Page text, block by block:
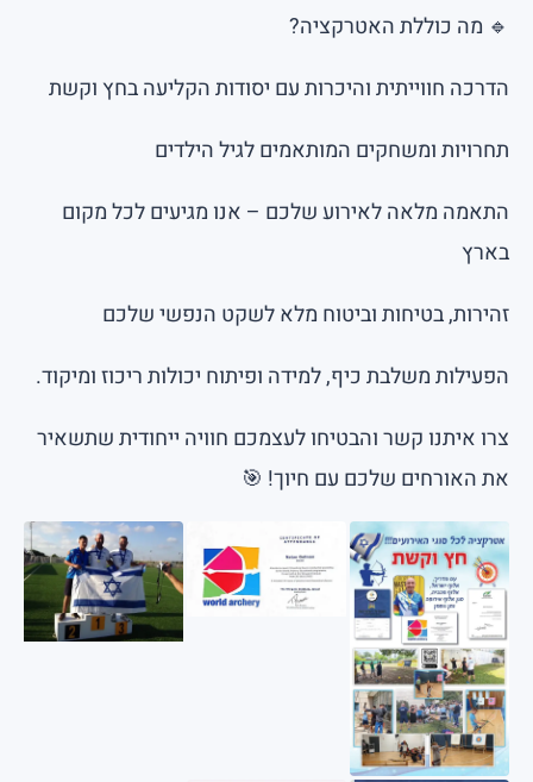
🔹 מה כוללת האטרקציה?
הדרכה חווייתית והיכרות עם יסודות הקליעה בחץ וקשת
תחרויות ומשחקים המותאמים לגיל הילדים
התאמה מלאה לאירוע שלכם – אנו מגיעים לכל מקום
בארץ
זהירות, בטיחות וביטוח מלא לשקט הנפשי שלכם
הפעילות משלבת כיף, למידה ופיתוח יכולות ריכוז ומיקוד.
צרו איתנו קשר והבטיחו לעצמכם חוויה ייחודית שתשאיר
את האורחים שלכם עם חיוך! 🎯